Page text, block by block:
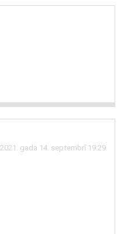
2021. gada 14. septembrī 19:29